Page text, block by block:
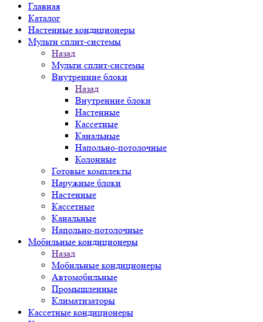
Главная
Каталог
Настенные кондиционеры
Мульти сплит-системы
Назад
Мульти сплит-системы
Внутренние блоки
Назад
Внутренние блоки
Настенные
Кассетные
Канальные
Напольно-потолочные
Колонные
Готовые комплекты
Наружные блоки
Настенные
Кассетные
Канальные
Напольно-потолочные
Мобильные кондиционеры
Назад
Мобильные кондиционеры
Автомобильные
Промышленные
Климатизаторы
Кассетные кондиционеры